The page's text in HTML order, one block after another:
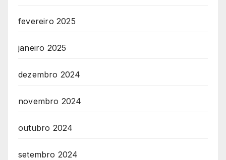
fevereiro 2025
janeiro 2025
dezembro 2024
novembro 2024
outubro 2024
setembro 2024